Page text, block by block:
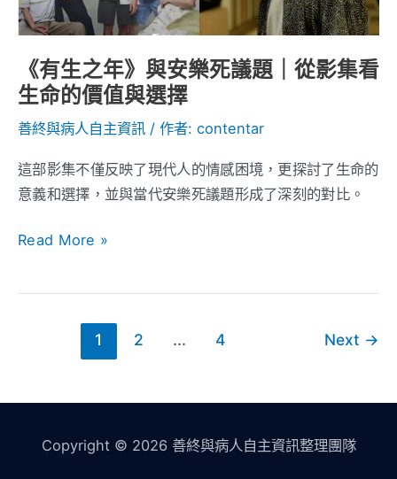
《有生之年》與安樂死議題｜從影集看
生命的價值與選擇
善終與病人自主資訊 / 作者: contentar
這部影集不僅反映了現代人的情感困境，更探討了生命的
意義和選擇，並與當代安樂死議題形成了深刻的對比。
樂
死
議
題
從
影
集
生
Read More »
1 2 ... 4 Next →
Copyright © 2026 善終與病人自主資訊整理團隊